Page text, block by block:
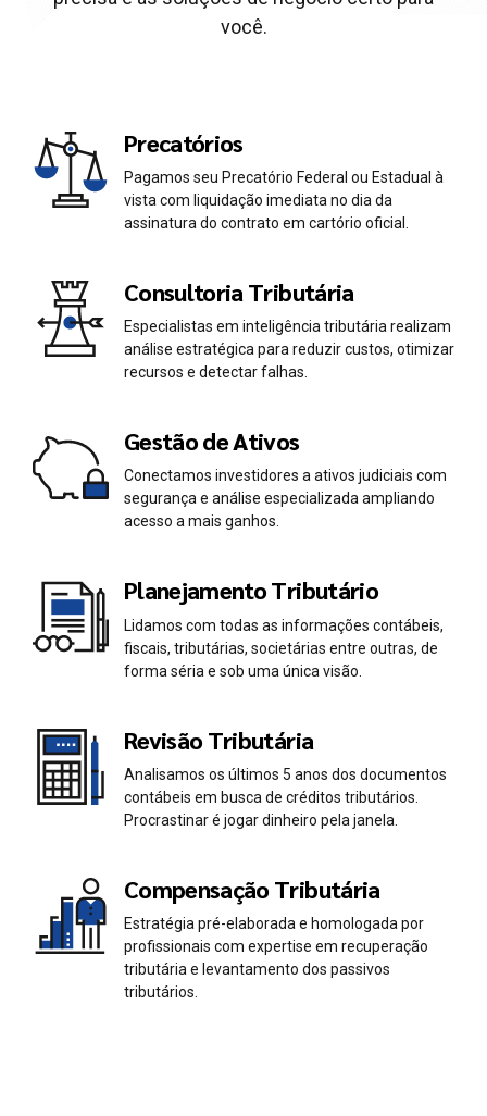
você.
Precatórios
Pagamos seu Precatório Federal ou Estadual à
vista com liquidação imediata no dia da
assinatura do contrato em cartório oficial.
Consultoria Tributária
Especialistas em inteligência tributária realizam
análise estratégica para reduzir custos, otimizar
recursos e detectar falhas.
Gestão de Ativos
Conectamos investidores a ativos judiciais com
segurança e análise especializada ampliando
acesso a mais ganhos.
Planejamento Tributário
Lidamos com todas as informações contábeis,
fiscais, tributárias, societárias entre outras, de
forma séria e sob uma única visão.
Revisão Tributária
Analisamos os últimos 5 anos dos documentos
contábeis em busca de créditos tributários.
Procrastinar é jogar dinheiro pela janela.
Compensação Tributária
Estratégia pré-elaborada e homologada por
profissionais com expertise em recuperação
tributária e levantamento dos passivos
tributários.
0
1
2
3
4
5
6
0
1
2
3
4
5
6